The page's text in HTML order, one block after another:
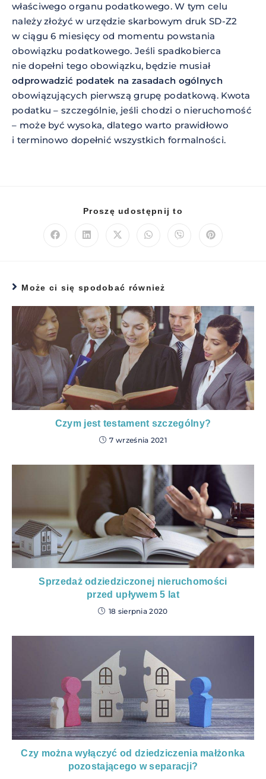
właściwego organu podatkowego. W tym celu
należy złożyć w urzędzie skarbowym druk SD-Z2
w ciągu 6 miesięcy od momentu powstania
obowiązku podatkowego. Jeśli spadkobierca
nie dopełni tego obowiązku, będzie musiał
odprowadzić podatek na zasadach ogólnych
obowiązujących pierwszą grupę podatkową. Kwota
podatku – szczególnie, jeśli chodzi o nieruchomość
– może być wysoka, dlatego warto prawidłowo
i terminowo dopełnić wszystkich formalności.
Proszę udostępnij to
Może ci się spodobać również
Czym jest testament szczególny?
7 września 2021
Sprzedaż odziedziczonej nieruchomości
przed upływem 5 lat
18 sierpnia 2020
Czy można wyłączyć od dziedziczenia małżonka
pozostającego w separacji?